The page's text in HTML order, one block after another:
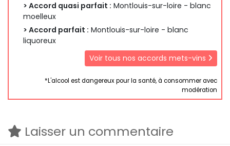
> Accord quasi parfait : Montlouis-sur-loire - blanc
moelleux
> Accord parfait : Montlouis-sur-loire - blanc
liquoreux
Voir tous nos accords mets-vins
*L'alcool est dangereux pour la santé, à consommer avec
modération
Laisser un commentaire